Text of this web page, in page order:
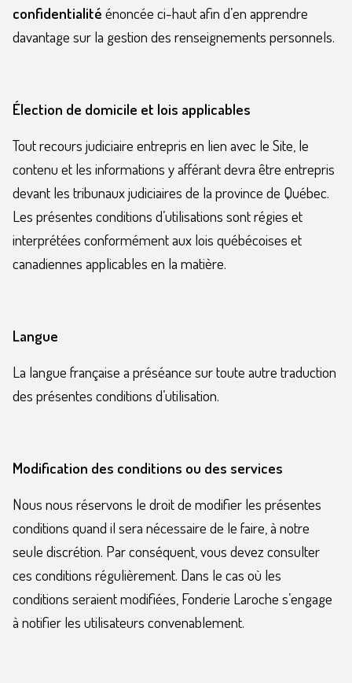
confidentialité énoncée ci-haut afin d’en apprendre
davantage sur la gestion des renseignements personnels.
Élection de domicile et lois applicables
Tout recours judiciaire entrepris en lien avec le Site, le
contenu et les informations y afférant devra être entrepris
devant les tribunaux judiciaires de la province de Québec.
Les présentes conditions d’utilisations sont régies et
interprétées conformément aux lois québécoises et
canadiennes applicables en la matière.
Langue
La langue française a préséance sur toute autre traduction
des présentes conditions d’utilisation.
Modification des conditions ou des services
Nous nous réservons le droit de modifier les présentes
conditions quand il sera nécessaire de le faire, à notre
seule discrétion. Par conséquent, vous devez consulter
ces conditions régulièrement. Dans le cas où les
conditions seraient modifiées, Fonderie Laroche s’engage
à notifier les utilisateurs convenablement.